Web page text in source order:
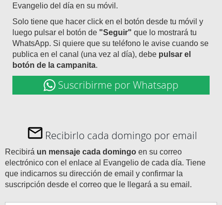
Evangelio del día en su móvil.
Solo tiene que hacer click en el botón desde tu móvil y
luego pulsar el botón de "Seguir" que lo mostrará tu
WhatsApp. Si quiere que su teléfono le avise cuando se
publica en el canal (una vez al día), debe pulsar el
botón de la campanita.
Suscribirme por Whatsapp
Recibirlo cada domingo por email
Recibirá un mensaje cada domingo en su correo
electrónico con el enlace al Evangelio de cada día. Tiene
que indicarnos su dirección de email y confirmar la
suscripción desde el correo que le llegará a su email.